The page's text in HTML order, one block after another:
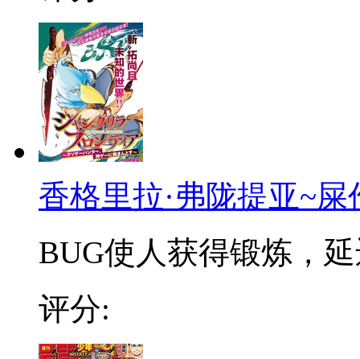
香格里拉·弗陇提亚~
BUG使人获得锻炼，
评分: